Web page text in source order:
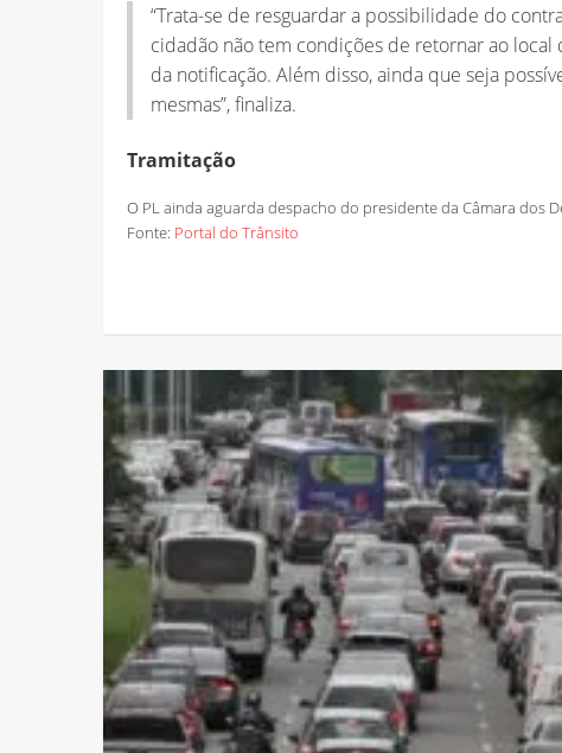
“Trata-se de resguardar a possibilidade do
cidadão não tem condições de retornar ao
da notificação. Além disso, ainda que seja
mesmas”, finaliza.
Tramitação
O PL ainda aguarda despacho do presidente da Câmara dos
Fonte: Portal do Trânsito